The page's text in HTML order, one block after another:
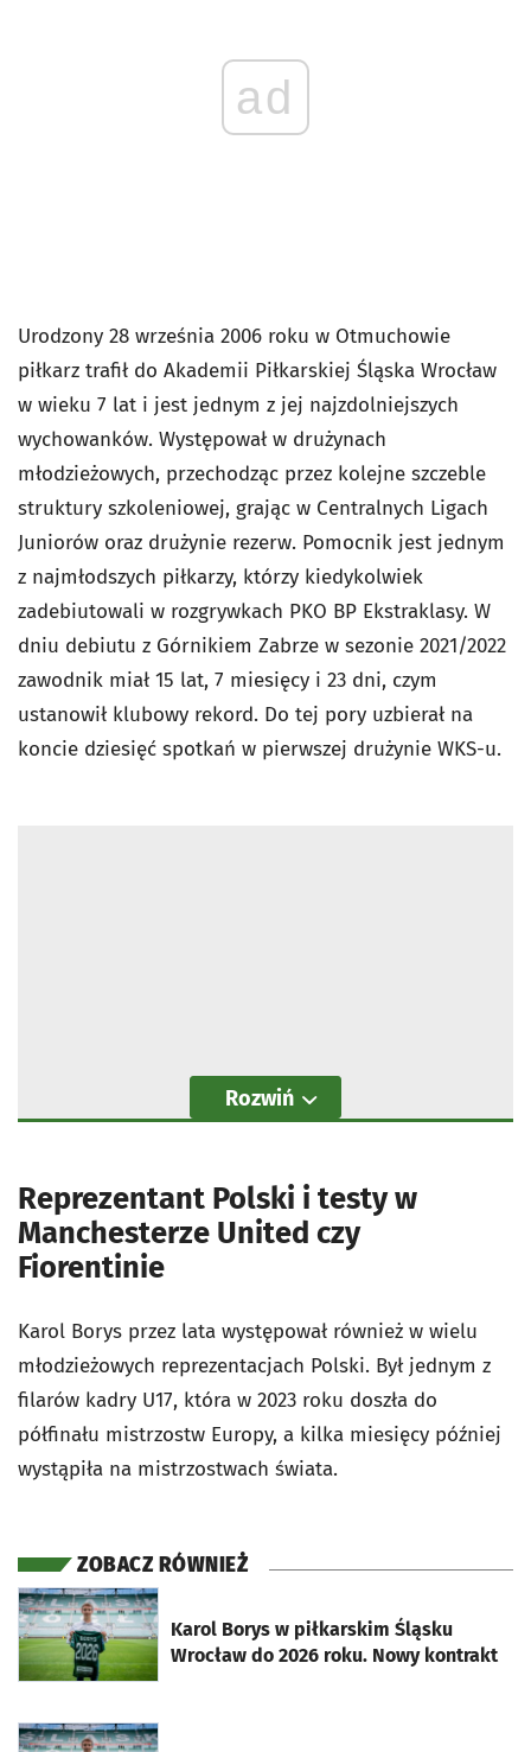
ad
Urodzony 28 września 2006 roku w Otmuchowie
piłkarz trafił do Akademii Piłkarskiej Śląska Wrocław
w wieku 7 lat i jest jednym z jej najzdolniejszych
wychowanków. Występował w drużynach
młodzieżowych, przechodząc przez kolejne szczeble
struktury szkoleniowej, grając w Centralnych Ligach
Juniorów oraz drużynie rezerw. Pomocnik jest jednym
z najmłodszych piłkarzy, którzy kiedykolwiek
zadebiutowali w rozgrywkach PKO BP Ekstraklasy. W
dniu debiutu z Górnikiem Zabrze w sezonie 2021/2022
zawodnik miał 15 lat, 7 miesięcy i 23 dni, czym
ustanowił klubowy rekord. Do tej pory uzbierał na
koncie dziesięć spotkań w pierwszej drużynie WKS-u.
Rozwiń
Reprezentant Polski i testy w
Manchesterze United czy
Fiorentinie
Karol Borys przez lata występował również w wielu
młodzieżowych reprezentacjach Polski. Był jednym z
filarów kadry U17, która w 2023 roku doszła do
półfinału mistrzostw Europy, a kilka miesięcy później
wystąpiła na mistrzostwach świata.
ZOBACZ RÓWNIEŻ
Karol Borys w piłkarskim Śląsku
Wrocław do 2026 roku. Nowy kontrakt
otworzy się w nowej karcie
otworzy się w nowej karcie